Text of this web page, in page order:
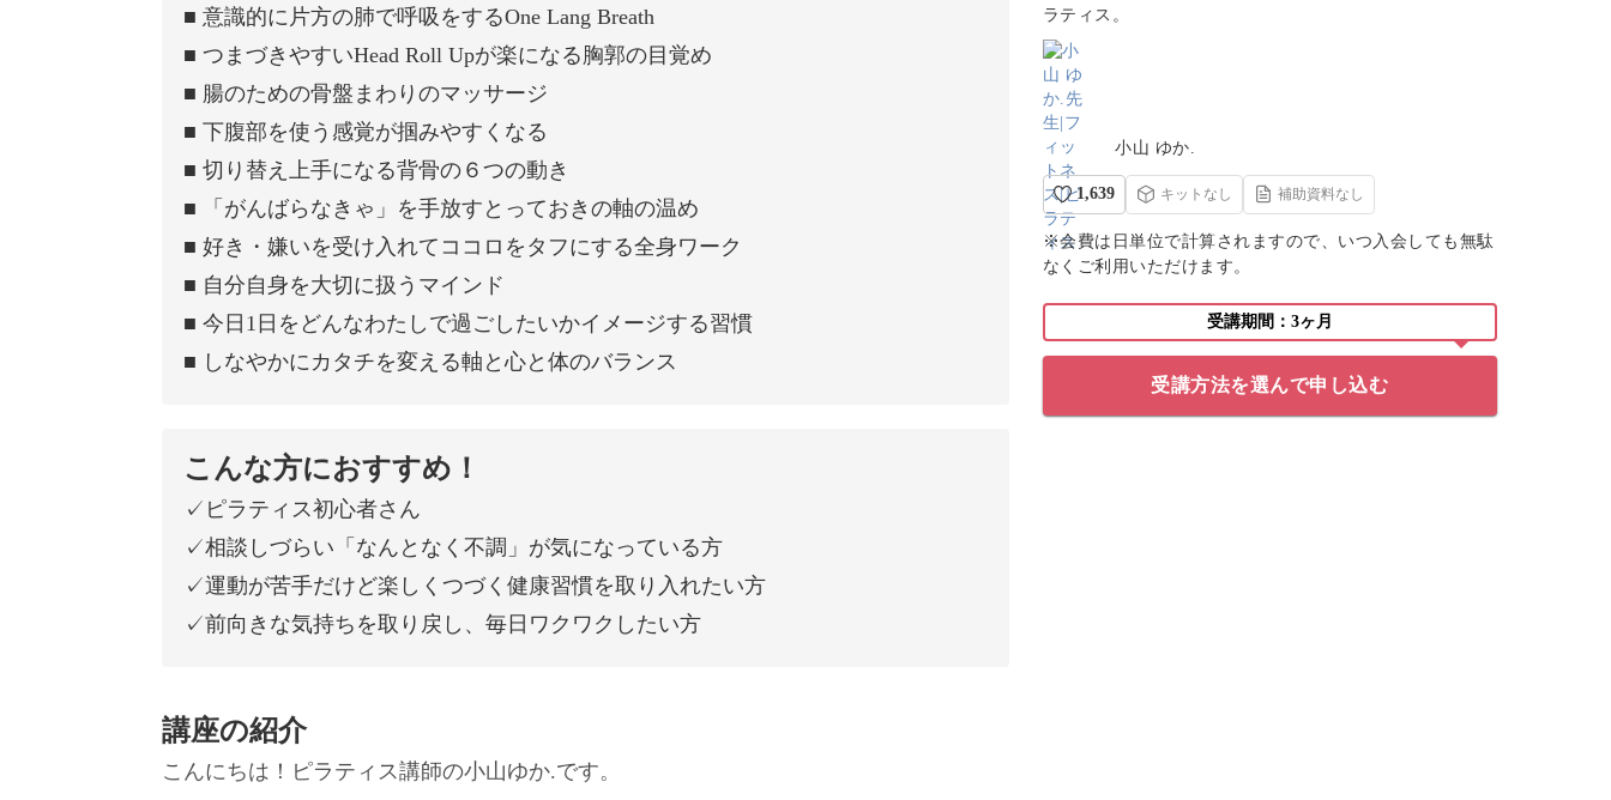
ラティス。
小山 ゆか.
1,639 キットなし 補助資料なし
※会費は日単位で計算されますので、いつ入会しても無駄
なくご利用いただけます。
受講期間：3ヶ月
受講方法を選んで申し込む
■ 意識的に片方の肺で呼吸をするOne Lang Breath
■ つまづきやすいHead Roll Upが楽になる胸郭の目覚め
■ 腸のための骨盤まわりのマッサージ
■ 下腹部を使う感覚が掴みやすくなる
■ 切り替え上手になる背骨の６つの動き
■ 「がんばらなきゃ」を手放すとっておきの軸の温め
■ 好き・嫌いを受け入れてココロをタフにする全身ワーク
■ 自分自身を大切に扱うマインド
■ 今日1日をどんなわたしで過ごしたいかイメージする習慣
■ しなやかにカタチを変える軸と心と体のバランス
こんな方におすすめ！
✓ピラティス初心者さん
✓相談しづらい「なんとなく不調」が気になっている方
✓運動が苦手だけど楽しくつづく健康習慣を取り入れたい方
✓前向きな気持ちを取り戻し、毎日ワクワクしたい方
講座の紹介
こんにちは！ピラティス講師の小山ゆか.です。